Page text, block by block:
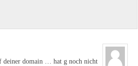
deiner domain … hat g noch nicht